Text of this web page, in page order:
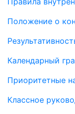
Положение о
Календарный
Приоритетные
Классное